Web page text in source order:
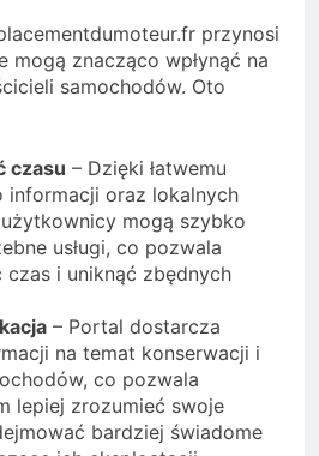
przynosi
mogą znacząco wpłynąć na
samochodów. Oto
czasu – Dzięki łatwemu
informacji oraz lokalnych
mogą szybko
usługi, co pozwala
czas i uniknąć zbędnych
– Portal dostarcza
na temat konserwacji i
co pozwala
lepiej zrozumieć swoje
bardziej świadome